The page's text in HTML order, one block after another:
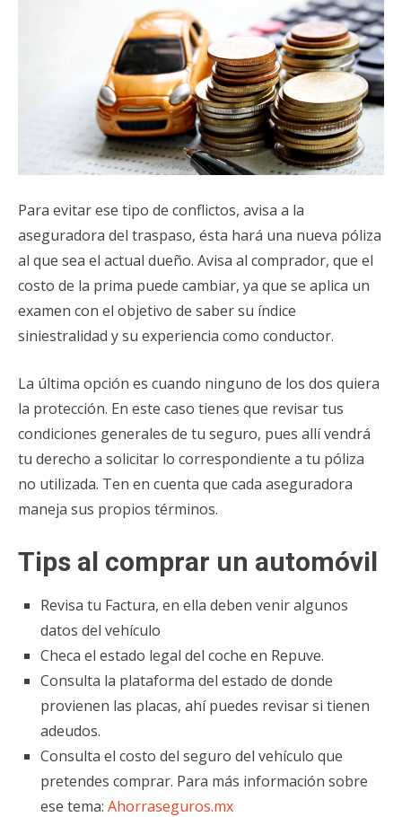
Para evitar ese tipo de conflictos, avisa a la
aseguradora del traspaso, ésta hará una nueva póliza
al que sea el actual dueño. Avisa al comprador, que el
costo de la prima puede cambiar, ya que se aplica un
examen con el objetivo de saber su índice
siniestralidad y su experiencia como conductor.
La última opción es cuando ninguno de los dos quiera
la protección. En este caso tienes que revisar tus
condiciones generales de tu seguro, pues allí vendrá
tu derecho a solicitar lo correspondiente a tu póliza
no utilizada. Ten en cuenta que cada aseguradora
maneja sus propios términos.
Tips al comprar un automóvil
Revisa tu Factura, en ella deben venir algunos
datos del vehículo
Checa el estado legal del coche en Repuve.
Consulta la plataforma del estado de donde
provienen las placas, ahí puedes revisar si tienen
adeudos.
Consulta el costo del seguro del vehículo que
pretendes comprar. Para más información sobre
ese tema: Ahorraseguros.mx